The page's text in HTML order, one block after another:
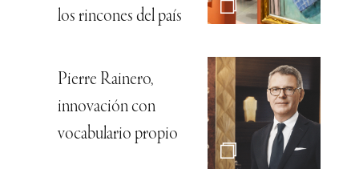
los rincones del país
Pierre Rainero,
innovación con
vocabulario propio